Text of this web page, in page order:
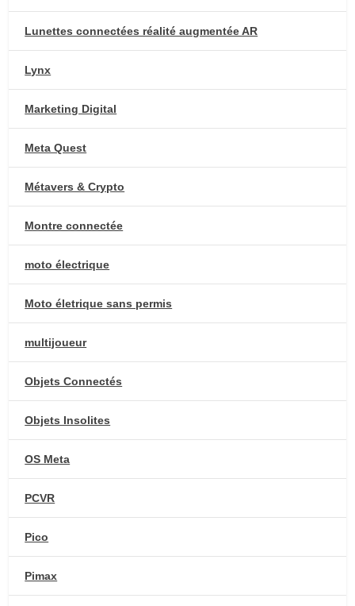
Lunettes connectées réalité augmentée AR
Lynx
Marketing Digital
Meta Quest
Métavers & Crypto
Montre connectée
moto électrique
Moto életrique sans permis
multijoueur
Objets Connectés
Objets Insolites
OS Meta
PCVR
Pico
Pimax